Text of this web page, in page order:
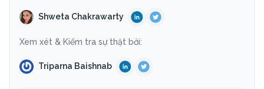
Shweta Chakrawarty
Xem xét & Kiểm tra sự thật bởi:
Triparna Baishnab